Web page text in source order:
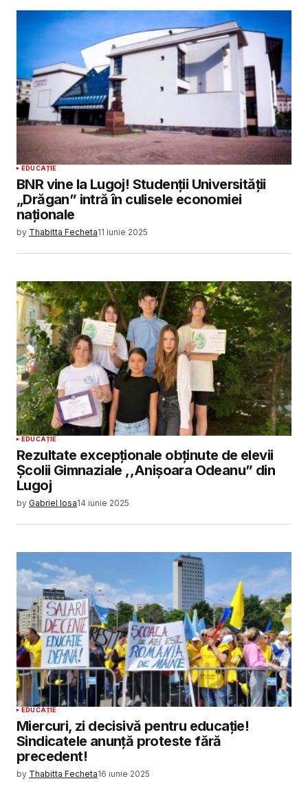
EDUCAȚIE
BNR vine la Lugoj! Studenții Universității
„Drăgan” intră în culisele economiei
naționale
by Thabitta Fecheta11 iunie 2025
EDUCAȚIE
Rezultate excepționale obținute de elevii
Școlii Gimnaziale ,,Anișoara Odeanu” din
Lugoj
by Gabriel Iosa14 iunie 2025
EDUCAȚIE
Miercuri, zi decisivă pentru educație!
Sindicatele anunță proteste fără
precedent!
by Thabitta Fecheta16 iunie 2025